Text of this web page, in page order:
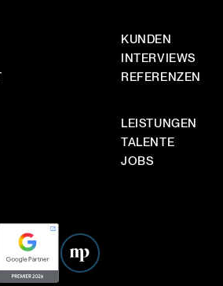
KUNDEN
INTERVIEWS
REFERENZEN
LEISTUNGEN
TALENTE
JOBS